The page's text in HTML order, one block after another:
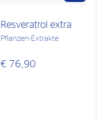
Resveratrol extra
Pflanzen-Extrakte
€ 76,90